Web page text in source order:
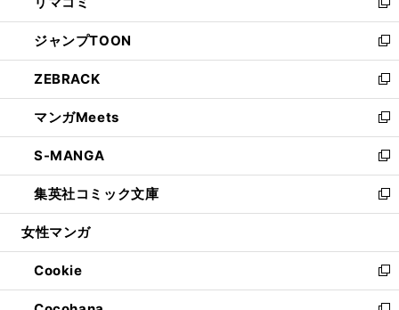
開
く
ド
ウ
で
開
く
ィ
ン
ド
ウ
で
開
く
い
ウ
ィ
ン
ド
ウ
で
開
く
新
し
い
ウ
ィ
ン
ド
ウ
で
開
く
ジャンプTOON
新
し
い
ウ
ィ
ン
ド
ウ
で
開
ZEBRACK
新
し
い
ウ
ィ
ン
ド
ウ
開
く
マンガMeets
新
し
い
ウ
ィ
ン
ウ
で
開
S-MANGA
新
し
い
ウ
ン
ド
ウ
集英社コミック文庫
新
し
ウ
ィ
ン
女性マンガ
Cookie
新
し